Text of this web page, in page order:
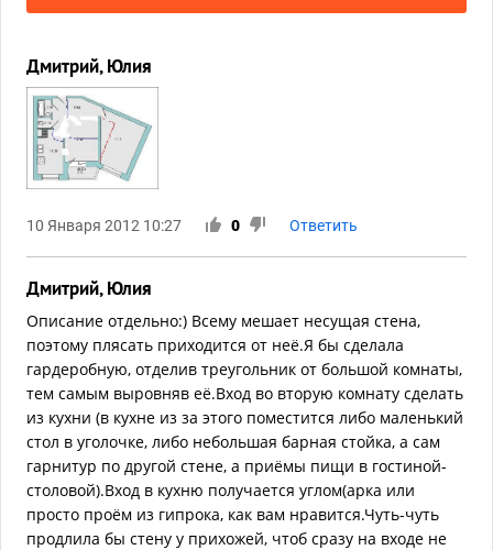
Дмитрий, Юлия
10 Января 2012 10:27 0 Ответить
Дмитрий, Юлия
Описание отдельно:) Всему мешает несущая стена,
поэтому плясать приходится от неё.Я бы сделала
гардеробную, отделив треугольник от большой комнаты,
тем самым выровняв её.Вход во вторую комнату сделать
из кухни (в кухне из за этого поместится либо маленький
стол в уголочке, либо небольшая барная стойка, а сам
гарнитур по другой стене, а приёмы пищи в гостиной-
столовой).Вход в кухню получается углом(арка или
просто проём из гипрока, как вам нравится.Чуть-чуть
продлила бы стену у прихожей, чтоб сразу на входе не